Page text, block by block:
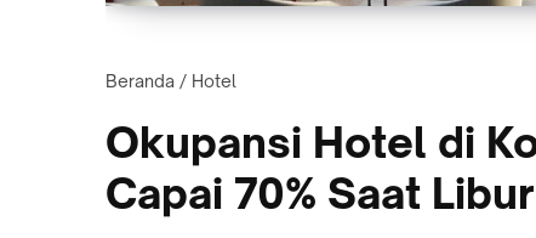
Beranda / Hotel
Okupansi Hotel di
Capai 70% Saat